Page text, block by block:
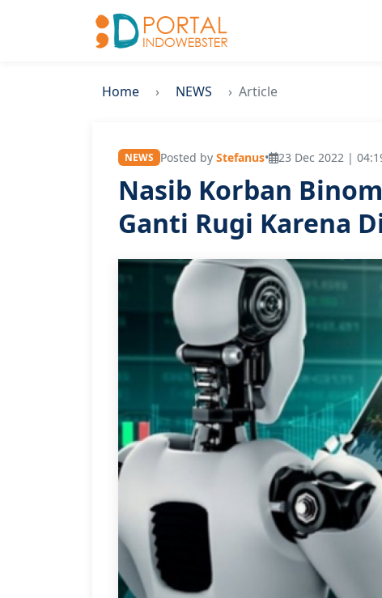
Home NEWS Article
NEWS Posted by Stefanus• 23 Dec 2022 |
Nasib Korban
Ganti Rugi Karena